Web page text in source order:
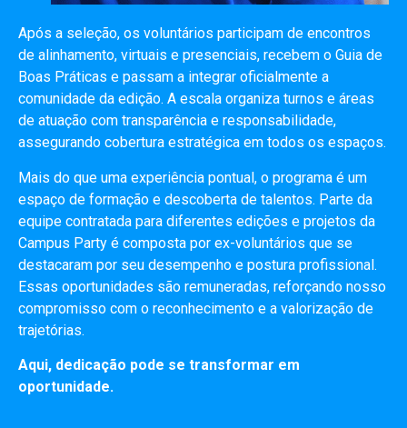
Após a seleção, os voluntários participam de encontros
de alinhamento, virtuais e presenciais, recebem o Guia de
Boas Práticas e passam a integrar oficialmente a
comunidade da edição. A escala organiza turnos e áreas
de atuação com transparência e responsabilidade,
assegurando cobertura estratégica em todos os espaços.
Mais do que uma experiência pontual, o programa é um
espaço de formação e descoberta de talentos. Parte da
equipe contratada para diferentes edições e projetos da
Campus Party é composta por ex-voluntários que se
destacaram por seu desempenho e postura profissional.
Essas oportunidades são remuneradas, reforçando nosso
compromisso com o reconhecimento e a valorização de
trajetórias.
Aqui, dedicação pode se transformar em
oportunidade.